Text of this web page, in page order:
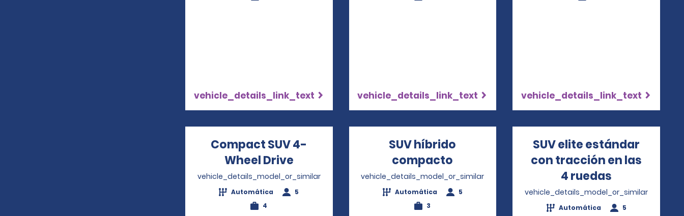
vehicle_details_link_text vehicle_details_link_text vehicle_details_link_text
Compact SUV 4-
Wheel Drive Opens in a new window
vehicle_details_model_or_similar
Automática
5
4
SUV híbrido
compacto Opens in a new window
vehicle_details_model_or_similar
Automática
5
3
SUV elite estándar
con tracción en las
4 ruedas
vehicle_details_model_or_similar
Automática
5